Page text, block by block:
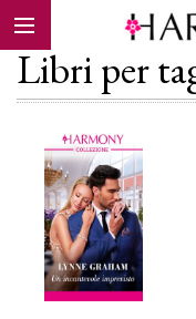
EBOOK
Calendario
Libri per